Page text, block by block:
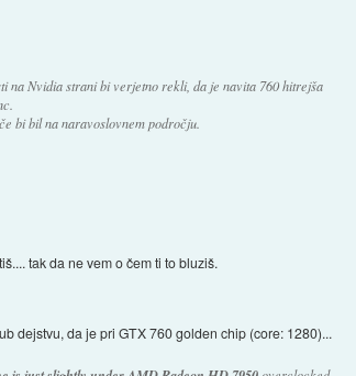
na Nvidia strani bi verjetno rekli, da je navita 760 hitrejša
bi bil na naravoslovnem področju.
tak da ne vem o čem ti to bluziš.
dejstvu, da je pri GTX 760 golden chip (core: 1280)...